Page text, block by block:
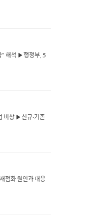
” 해석 ▶행정부, 5
비상 ▶신규·기존
점화 원인과 대응